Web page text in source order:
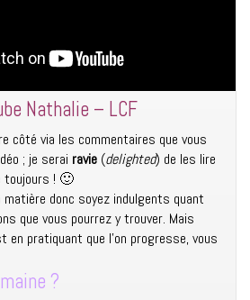
Nathalie – LCF
côté via les commentaires que vous
; je serai ravie (delighted) de les lire
toujours ! 🙂
matière donc soyez indulgents quant
que vous pourrez y trouver. Mais
en pratiquant que l’on progresse, vous
?